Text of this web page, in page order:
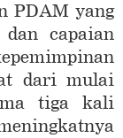
PDAM yang
capaian
dari mulai
tiga kali